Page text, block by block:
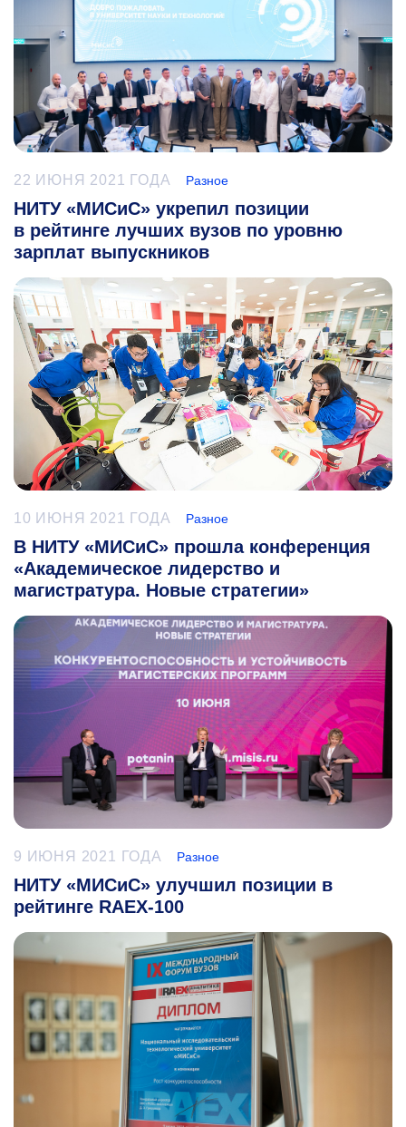
22 ИЮНЯ 2021 ГОДА Разное
НИТУ «МИСиС» укрепил позиции
в рейтинге лучших вузов по уровню
зарплат выпускников
10 ИЮНЯ 2021 ГОДА Разное
В НИТУ «МИСиС» прошла конференция
«Академическое лидерство и
магистратура. Новые стратегии»
9 ИЮНЯ 2021 ГОДА Разное
НИТУ «МИСиС» улучшил позиции в
рейтинге RAEX-100